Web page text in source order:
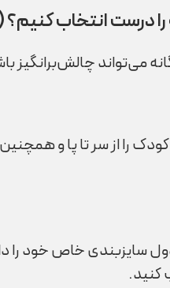
را درست انتخاب کنیم؟
می‌تواند
را از سر تا پا و
سایزبندی خاص خود را
کنید.